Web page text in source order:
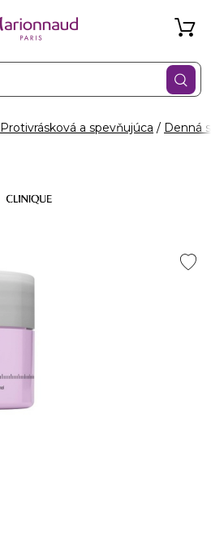
Protivrásková a spevňujúca Denná